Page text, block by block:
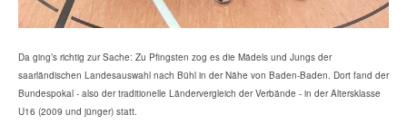
Da ging’s richtig zur Sache: Zu Pfingsten zog es die Mädels und Jungs der
saarländischen Landesauswahl nach Bühl in der Nähe von Baden-Baden. Dort fand der
Bundespokal - also der traditionelle Ländervergleich der Verbände - in der Altersklasse
U16 (2009 und jünger) statt.